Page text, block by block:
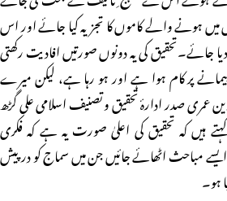
میں ہونے والے کاموں کا تجزیہ کیا جائے اور اس
جائے۔تحقیق کی یہ دونوں صورتیں افادیت رکھتی
پر کام ہوا ہے اور ہو رہا ہے، لیکن میرے
عمری صدر ادارۂ تحقیق و تصنیف اسلامی علی گڑھ
ہیں کہ تحقیق کی اعلیٰ صورت یہ ہے کہ فکری
مباحث اٹھائے جائیں جن میں سماج کو درپیش
ہو۔